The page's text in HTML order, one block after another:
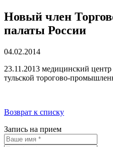
Новый член
палаты России
04.02.2014
23.11.2013 медицинский
тульской торогово-
Возврат к списку
Запись на прием